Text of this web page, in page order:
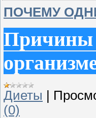
ПОЧЕМУ
Диеты
(0)